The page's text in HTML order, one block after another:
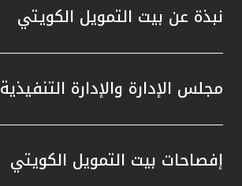
نبذة عن بيت التمويل الكويتي
مجلس الإدارة والإدارة التنفيذية
إفصاحات بيت التمويل الكويتي